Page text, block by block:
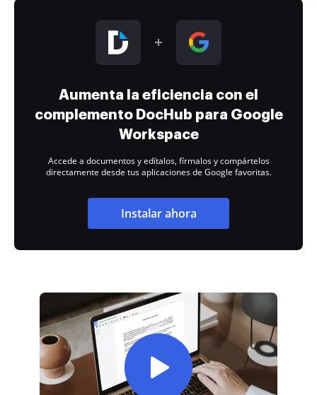
Aumenta la eficiencia con el
complemento DocHub para Google
Workspace
Accede a documentos y edítalos, fírmalos y compártelos
directamente desde tus aplicaciones de Google favoritas.
Instalar ahora